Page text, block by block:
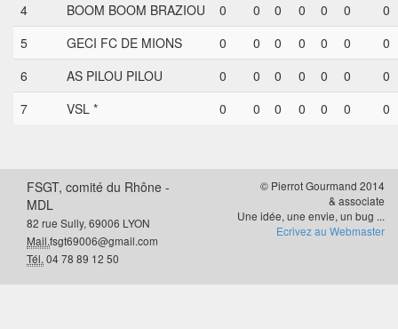
4
BOOM BOOM BRAZIOU 0 0 0 0 0 0
0
5
GECI FC DE MIONS 0 0 0 0 0 0
0
6
AS PILOU PILOU 0 0 0 0 0 0
0
7
VSL * 0 0 0 0 0 0 0
FSGT, comité du Rhône -
MDL
82 rue Sully, 69006 LYON
Mail.fsgt69006@gmail.com
Tél. 04 78 89 12 50
© Pierrot Gourmand 2014
& associate
Une idée, une envie, un bug ...
Ecrivez au Webmaster